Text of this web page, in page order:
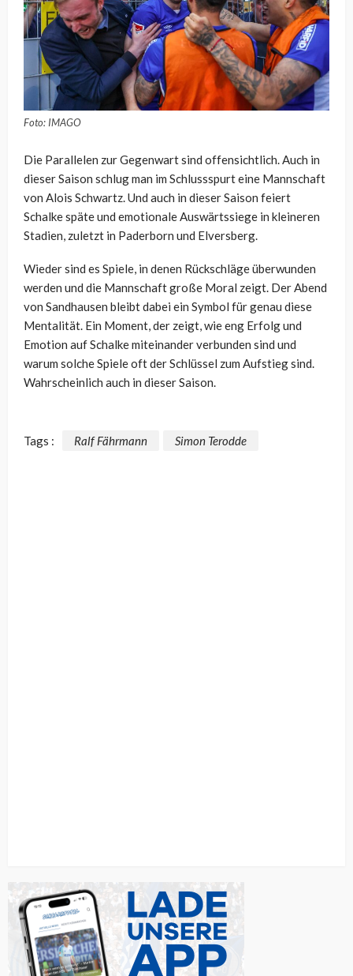
Foto: IMAGO
Die Parallelen zur Gegenwart sind offensichtlich. Auch in
dieser Saison schlug man im Schlussspurt eine Mannschaft
von Alois Schwartz. Und auch in dieser Saison feiert
Schalke späte und emotionale Auswärtssiege in kleineren
Stadien, zuletzt in Paderborn und Elversberg.
Wieder sind es Spiele, in denen Rückschläge überwunden
werden und die Mannschaft große Moral zeigt. Der Abend
von Sandhausen bleibt dabei ein Symbol für genau diese
Mentalität. Ein Moment, der zeigt, wie eng Erfolg und
Emotion auf Schalke miteinander verbunden sind und
warum solche Spiele oft der Schlüssel zum Aufstieg sind.
Wahrscheinlich auch in dieser Saison.
Tags : Ralf Fährmann Simon Terodde